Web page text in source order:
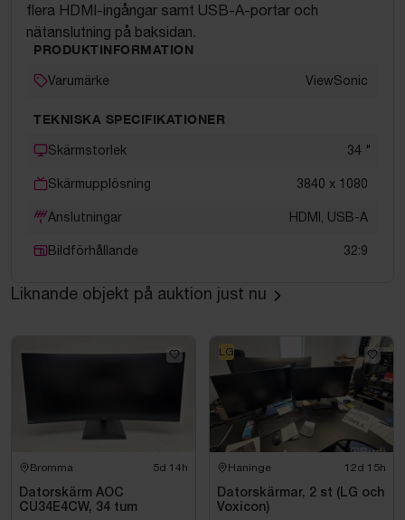
flera HDMI-ingångar samt USB-A-portar och
nätanslutning på baksidan.
PRODUKTINFORMATION
Varumärke ViewSonic
TEKNISKA SPECIFIKATIONER
Skärmstorlek 34 "
Skärmupplösning 3840 x 1080
Anslutningar HDMI, USB-A
Bildförhållande 32:9
Liknande objekt på auktion just nu
Bromma 5d 14h
Datorskärm AOC
CU34E4CW, 34 tum
Haninge 12d 15h
Datorskärmar, 2 st (LG och
Voxicon)
LG